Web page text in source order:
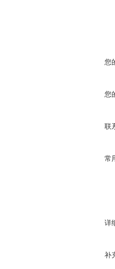
您
您
联
常
详
补